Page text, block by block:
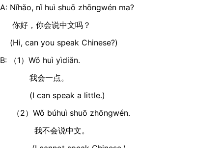
A: Nǐhǎo, nǐ huì shuō zhōngwén ma?
你好，你会说中文吗？
(Hi, can you speak Chinese?)
B: （1）Wǒ huì yìdiǎn.
我会一点。
(I can speak a little.)
（2）Wǒ búhuì shuō zhōngwén.
我不会说中文。